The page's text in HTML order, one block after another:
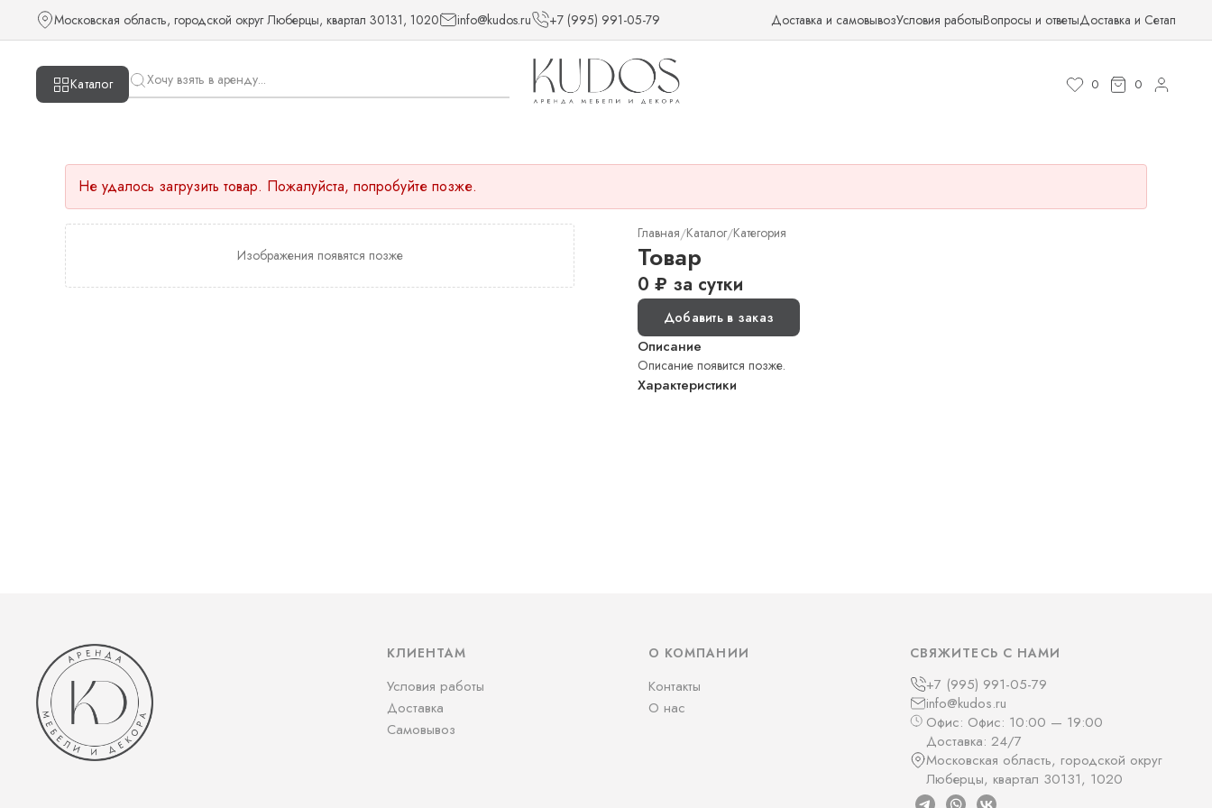
Московская область, городской округ Люберцы, квартал 30131, 1020 info@kudos.ru +7 (995) 991-05-79 Доставка и самовывозУсловия работыВопросы и ответыДоставка и Сетап
Каталог 0 0
Не удалось загрузить товар. Пожалуйста, попробуйте позже.
Изображения появятся позже
Главная/Каталог/Категория
Товар
0 ₽ за сутки
Добавить в заказ
Описание
Описание появится позже.
Характеристики
КЛИЕНТАМ
Условия работы
Доставка
Самовывоз
О КОМПАНИИ
Контакты
О нас
СВЯЖИТЕСЬ С НАМИ
+7 (995) 991-05-79
info@kudos.ru
Офис: Офис: 10:00 — 19:00
Доставка: 24/7
Московская область, городской округ
Люберцы, квартал 30131, 1020